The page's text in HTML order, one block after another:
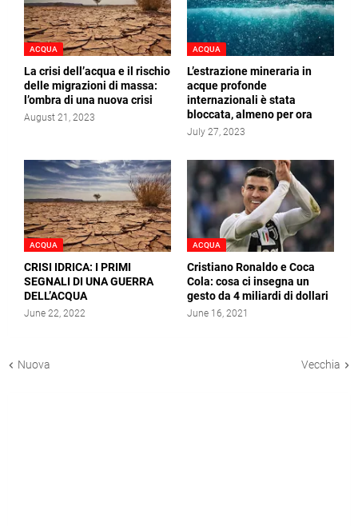
ACQUA
La crisi dell’acqua e il rischio
delle migrazioni di massa:
l’ombra di una nuova crisi
August 21, 2023
ACQUA
L’estrazione mineraria in
acque profonde
internazionali è stata
bloccata, almeno per ora
July 27, 2023
ACQUA
CRISI IDRICA: I PRIMI
SEGNALI DI UNA GUERRA
DELL’ACQUA
June 22, 2022
ACQUA
Cristiano Ronaldo e Coca
Cola: cosa ci insegna un
gesto da 4 miliardi di dollari
June 16, 2021
Nuova Vecchia